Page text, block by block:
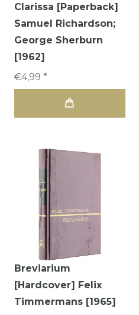
Clarissa [Paperback]
Samuel Richardson;
George Sherburn
[1962]
€4,99 *
Breviarium
[Hardcover] Felix
Timmermans [1965]